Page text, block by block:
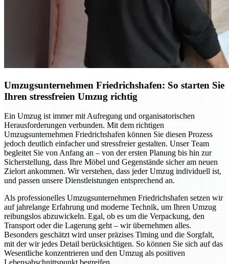
Umzugsunternehmen Friedrichshafen: So starten Sie
Ihren stressfreien Umzug richtig
Ein Umzug ist immer mit Aufregung und organisatorischen
Herausforderungen verbunden. Mit dem richtigen
Umzugsunternehmen Friedrichshafen können Sie diesen Prozess
jedoch deutlich einfacher und stressfreier gestalten. Unser Team
begleitet Sie von Anfang an – von der ersten Planung bis hin zur
Sicherstellung, dass Ihre Möbel und Gegenstände sicher am neuen
Zielort ankommen. Wir verstehen, dass jeder Umzug individuell ist,
und passen unsere Dienstleistungen entsprechend an.
Als professionelles Umzugsunternehmen Friedrichshafen setzen wir
auf jahrelange Erfahrung und moderne Technik, um Ihren Umzug
reibungslos abzuwickeln. Egal, ob es um die Verpackung, den
Transport oder die Lagerung geht – wir übernehmen alles.
Besonders geschätzt wird unser präzises Timing und die Sorgfalt,
mit der wir jedes Detail berücksichtigen. So können Sie sich auf das
Wesentliche konzentrieren und den Umzug als positiven